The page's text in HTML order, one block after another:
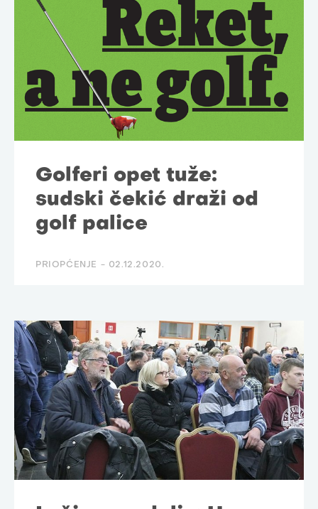
Golferi opet tuže:
sudski čekić draži od
golf palice
PRIOPĆENJE - 02.12.2020.